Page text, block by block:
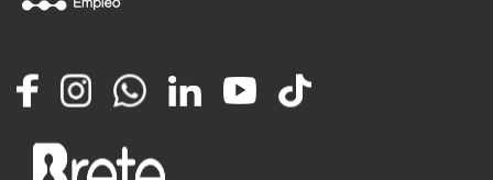
FacebookInstagramWhatsappLinkedInYouTube
TikTok